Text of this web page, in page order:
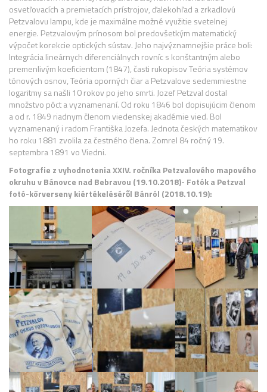
osvetľovacích a premietacích prístrojov, ďalekohľad a zrkadlovú
Petzvalovu lampu, kde je maximálne možné využitie svetelnej
energie. Petzvalovým prínosom bol predovšetkým matematický
výpočet korekcie optických sústav. Jeho najvýznamnejšie práce boli:
Integrácia lineárnych diferenciálnych rovníc s konštantným alebo
premenlivým koeficientom (1847), časti rukopisov Teória systémov
tónových osnov, Teória oporných čiar a Petzvalove sedemmiestne
logaritmy sa našli 10 rokov po jeho smrti. Jozef Petzval dostal
množstvo pôct a vyznamenaní. Od roku 1846 bol dopisujúcim členom
a od r. 1849 riadnym členom viedenskej akadémie vied. Bol
vyznamenaný i radom Františka Jozefa. Jednota českých matematikov
ho roku 1881 zvolila za čestného člena. Zomrel 84 ročný 19.
septembra 1891 vo Viedni.
Fotografie z vyhodnotenia XXIV. ročníka Petzvalového mapového
okruhu v Bánovce nad Bebravou (19.10.2018)- Fotók a Petzval
fotó-körverseny kiértékeléséről Bánról (2018.10.19):